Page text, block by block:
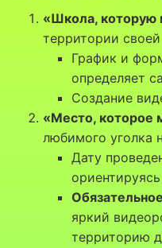
«Школа,
территории
График и
определяет
Создание
«Место, которое
любимого уголка
Дату
яркий
территорию